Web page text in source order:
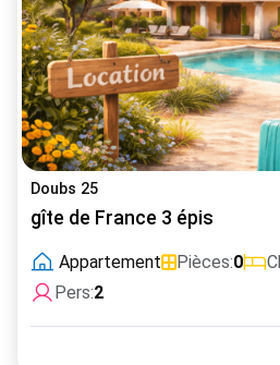
Doubs 25
gîte de France 3 épis
Appartement Pièces:0
Pers:2